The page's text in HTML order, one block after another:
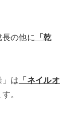
の他に 「乾
は 「ネイルオ
。